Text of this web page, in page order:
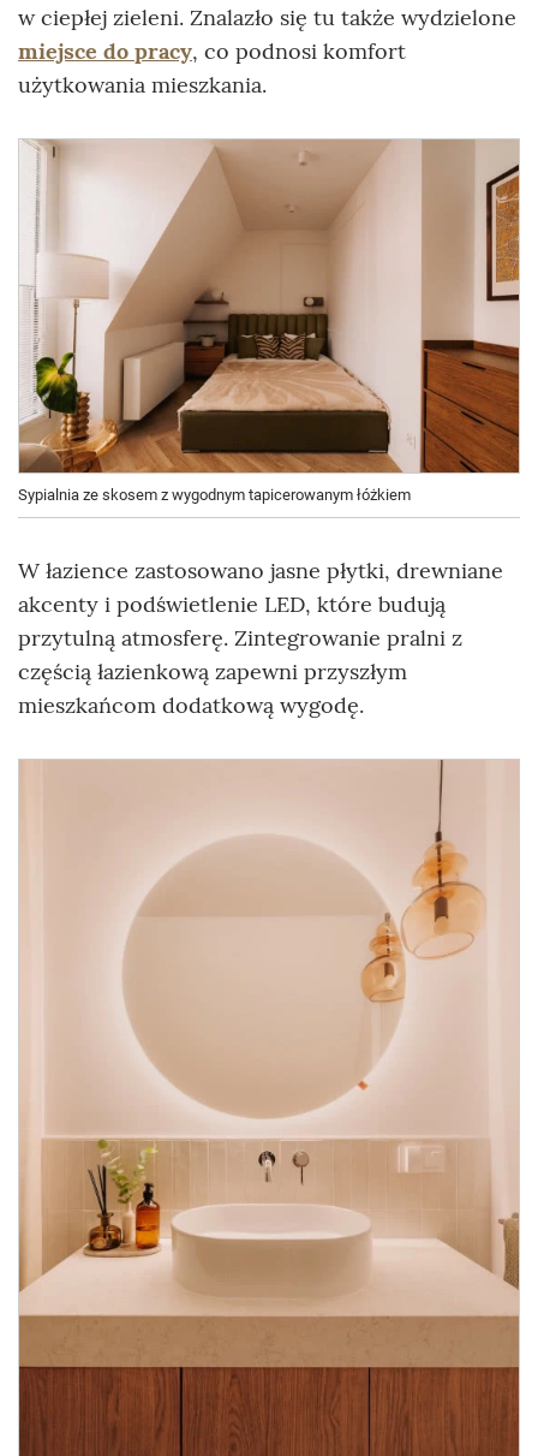
w ciepłej zieleni. Znalazło się tu także wydzielone
miejsce do pracy, co podnosi komfort
użytkowania mieszkania.
Sypialnia ze skosem z wygodnym tapicerowanym łóżkiem
W łazience zastosowano jasne płytki, drewniane
akcenty i podświetlenie LED, które budują
przytulną atmosferę. Zintegrowanie pralni z
częścią łazienkową zapewni przyszłym
mieszkańcom dodatkową wygodę.